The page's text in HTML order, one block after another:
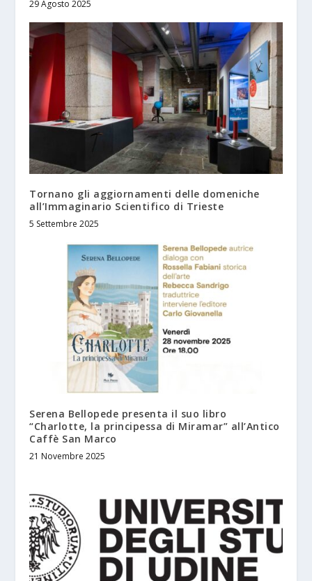
29 Agosto 2025
Tornano gli aggiornamenti delle domeniche
all’Immaginario Scientifico di Trieste
5 Settembre 2025
Serena Bellopede presenta il suo libro
“Charlotte, la principessa di Miramar” all’Antico
Caffè San Marco
21 Novembre 2025